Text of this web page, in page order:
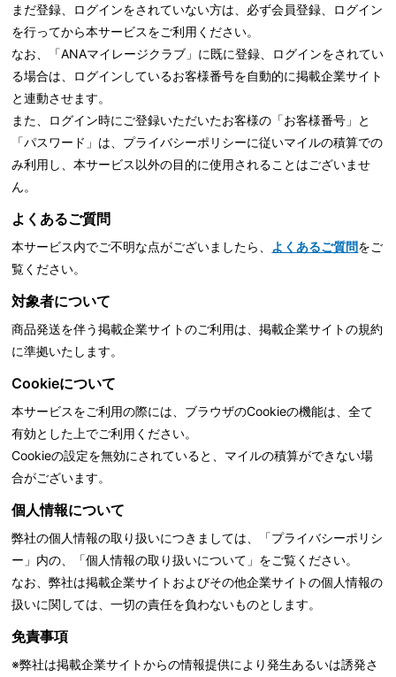
まだ登録、ログインをされていない方は、必ず会員登録、ログイン
を行ってから本サービスをご利用ください。
なお、「ANAマイレージクラブ」に既に登録、ログインをされてい
る場合は、ログインしているお客様番号を自動的に掲載企業サイト
と連動させます。
また、ログイン時にご登録いただいたお客様の「お客様番号」と
「パスワード」は、 プライバシーポリシーに従いマイルの積算での
み利用し、本サービス以外の目的に使用されることはございませ
ん。
よくあるご質問
本サービス内でご不明な点がございましたら、 よくあるご質問をご
覧ください。
対象者について
商品発送を伴う掲載企業サイトのご利用は、掲載企業サイトの規約
に準拠いたします。
Cookieについて
本サービスをご利用の際には、ブラウザのCookieの機能は、全て
有効とした上でご利用ください。
Cookieの設定を無効にされていると、マイルの積算ができない場
合がございます。
個人情報について
弊社の個人情報の取り扱いにつきましては、「プライバシーポリシ
ー」内の、「個人情報の取り扱いについて」をご覧ください。
なお、弊社は掲載企業サイトおよびその他企業サイトの個人情報の
扱いに関しては、一切の責任を負わないものとします。
免責事項
※弊社は掲載企業サイトからの情報提供により発生あるいは誘発さ